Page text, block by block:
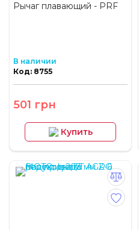
Рычаг плавающий - PRF
В наличии
Код: 8755
501 грн
Купить